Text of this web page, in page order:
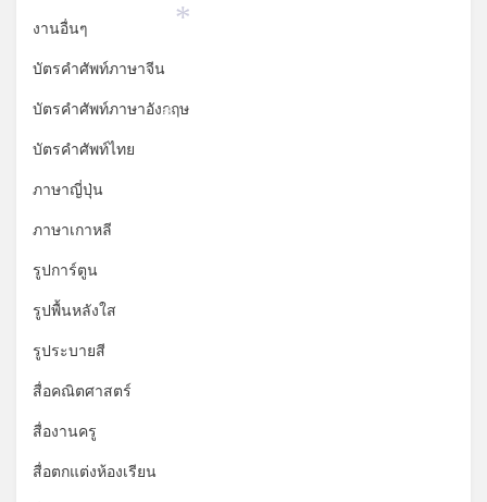
งานอื่นๆ
บัตรคำศัพท์ภาษาจีน
บัตรคำศัพท์ภาษาอังกฤษ
บัตรคำศัพท์ไทย
ภาษาญี่ปุ่น
ภาษาเกาหลี
รูปการ์ตูน
รูปพื้นหลังใส
รูประบายสี
สื่อคณิตศาสตร์
สื่องานครู
สื่อตกแต่งห้องเรียน